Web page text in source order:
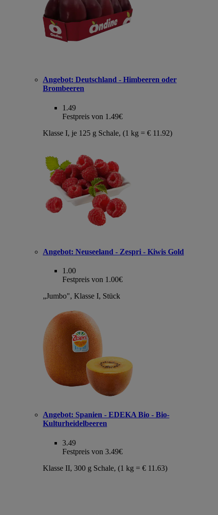
Angebot: Deutschland - Himbeeren oder
Brombeeren
1.49
Festpreis von 1.49€
Klasse I, je 125 g Schale, (1 kg = € 11.92)
Angebot: Neuseeland - Zespri - Kiwis Gold
1.00
Festpreis von 1.00€
„Jumbo", Klasse I, Stück
Angebot: Spanien - EDEKA Bio - Bio-
Kulturheidelbeeren
3.49
Festpreis von 3.49€
Klasse II, 300 g Schale, (1 kg = € 11.63)